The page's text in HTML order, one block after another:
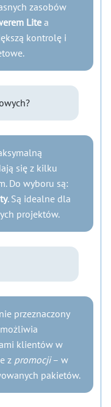
zasobów
Lite a
kontrolę i
się z kilku
Do wyboru są:
. Są idealne dla
projektów.
przeznaczony
klientów w
z promocji– w
pakietów.